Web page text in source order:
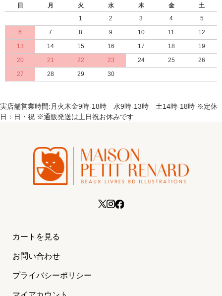
日
月 火 水 木 金
土
1
2 3 4
5
6
7 8 9 10 11
12
13
14 15 16 17 18
19
20
21 22 23 24 25
26
27
28 29 30
実店舗営業時間:月火木金9時-18時 水9時-13時 土14時-18時 ※定休
日：日・祝 ※通販発送は土日祝お休みです
カートを見る
お問い合わせ
プライバシーポリシー